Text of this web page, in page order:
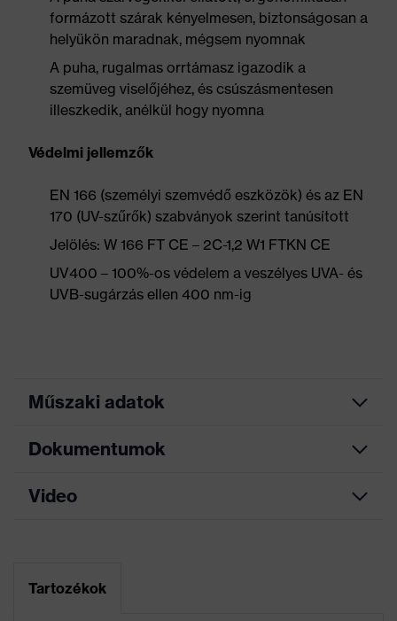
formázott szárak kényelmesen, biztonságosan a
helyükön maradnak, mégsem nyomnak
A puha, rugalmas orrtámasz igazodik a
szemüveg viselőjéhez, és csúszásmentesen
illeszkedik, anélkül hogy nyomna
Védelmi jellemzők
EN 166 (személyi szemvédő eszközök) és az EN
170 (UV-szűrők) szabványok szerint tanúsított
Jelölés: W 166 FT CE – 2C-1,2 W1 FTKN CE
UV400 – 100%-os védelem a veszélyes UVA- és
UVB-sugárzás ellen 400 nm-ig
Műszaki adatok
Marketingszín
Keresőszín (szűrő)
Dokumentumok
Adatlap
Az EK-megfelelőségi nyilatkozat letöltési
Video
Tartozékok